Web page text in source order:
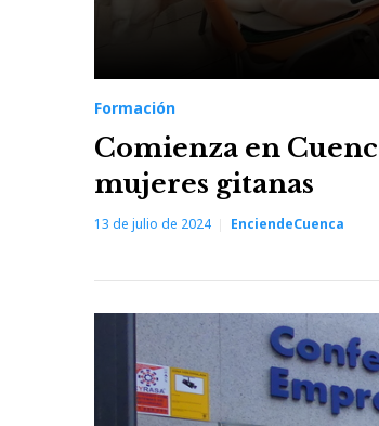
Formación
Comienza en
mujeres gitanas
13 de julio de 2024 EnciendeCuenca